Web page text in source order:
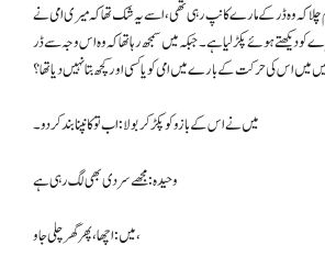
چلا کہ وہ ڈر کے مارے کانپ رہی تھی، اسے یہ شک تھا کہ میری امی نے
ہوئے پکڑ لیا ہے۔ جبکہ میں سمجھ رہا تھا کہ وہ اس وجہ سے ڈر
میں اس کی حرکت کے بارے میں امی کو یا کسی اور کچھ بتا نہیں دیا تھا؟
میں نے اس کے بازو کو پکڑ کر بولا: اب تو کانپنا بند کردو۔
وحیدہ: مجھے سردی بھی لگ رہی ہے
میں: اچھا، پھر گھر چلی جاو،